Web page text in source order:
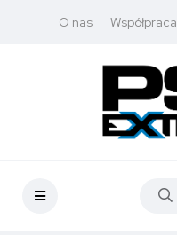
O nas Współpraca